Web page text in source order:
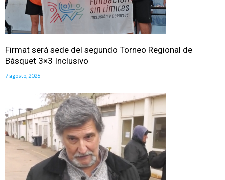
Firmat será sede del segundo Torneo Regional de
Básquet 3×3 Inclusivo
7 agosto, 2026